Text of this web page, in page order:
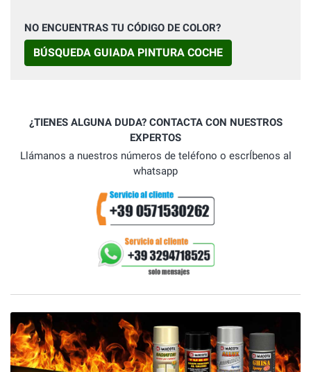
NO ENCUENTRAS TU CÓDIGO DE COLOR?
BÚSQUEDA GUIADA PINTURA COCHE
¿TIENES ALGUNA DUDA? CONTACTA CON NUESTROS
EXPERTOS
Llámanos a nuestros números de teléfono o escrÍbenos al
whatsapp